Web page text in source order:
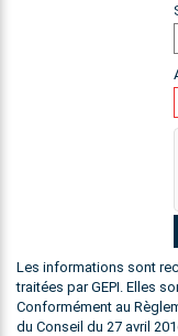
Les informations sont
traitées par GEPI. Elles
Conformément au
du Conseil du 27 avril